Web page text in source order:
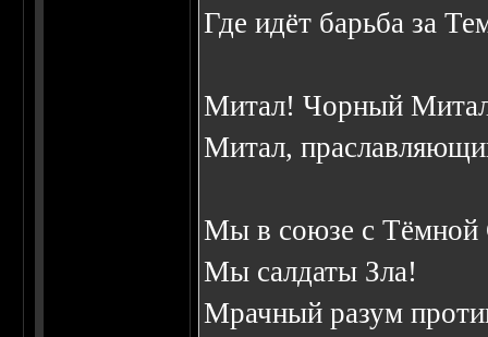
Где идёт барьба за
Митал! Чорный
Митал,
Мы в союзе с Тёмной
Мы салдаты Зла!
Мрачный разум